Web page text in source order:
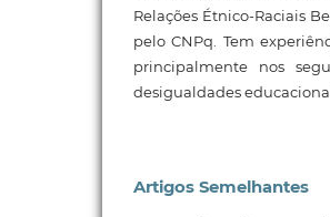
Relações Étnico-Raciais
pelo CNPq. Tem
principalmente nos
desigualdades
Artigos Semelhantes